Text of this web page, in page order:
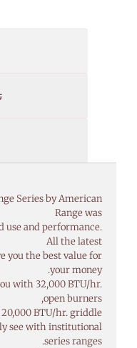
Series by American
Range was
use and performance.
All the latest
you the best value for
your money.
with 32,000 BTU/hr.
open burners,
20,000 BTU/hr. griddle
see with institutional
series ranges.